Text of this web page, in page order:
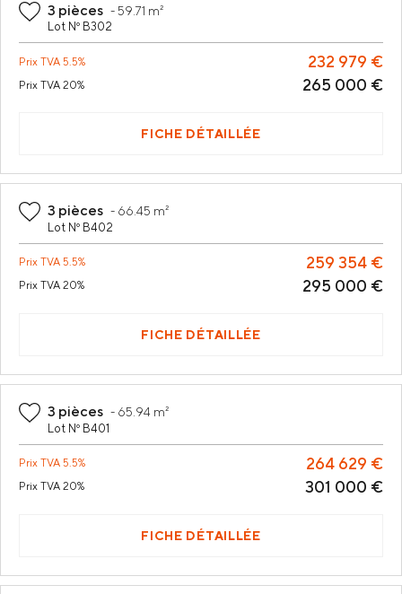
3 pièces -59.71 m²
Lot Nº B302
Prix TVA 5.5% 232 979 €
Prix TVA 20% 265 000 €
FICHE DÉTAILLÉE
3 pièces - 66.45 m²
Lot Nº B402
Prix TVA 5.5% 259 354 €
Prix TVA 20% 295 000 €
FICHE DÉTAILLÉE
3 pièces - 65.94 m²
Lot Nº B401
Prix TVA 5.5% 264 629 €
Prix TVA 20% 301 000 €
FICHE DÉTAILLÉE